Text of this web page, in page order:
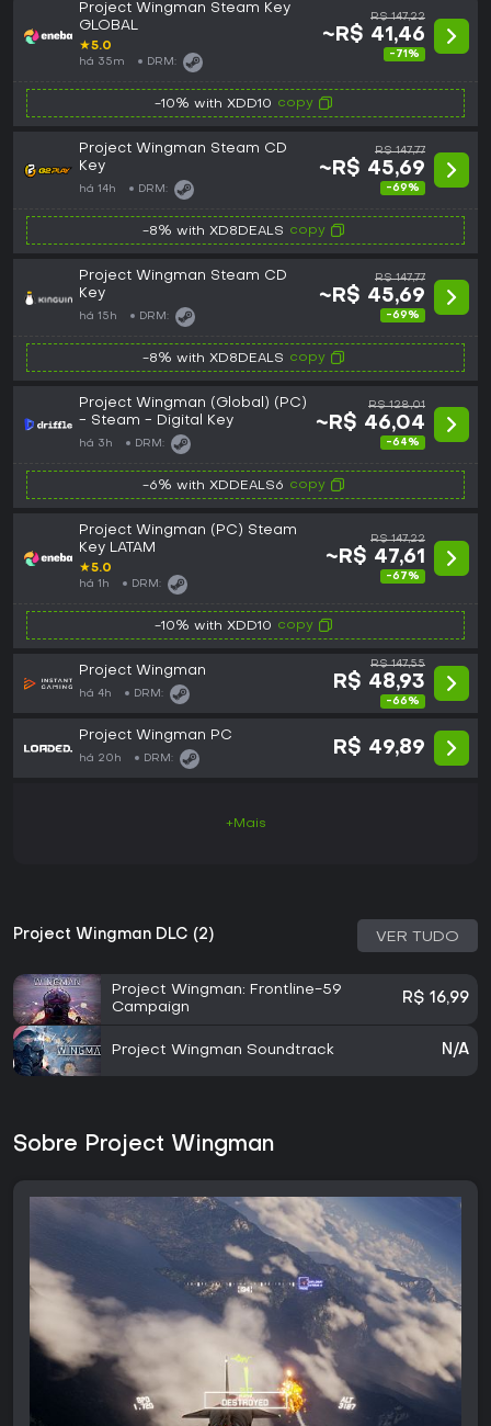
Project Wingman Steam Key
GLOBAL
★5.0
há 35m DRM:
R$ 147,22
~R$ 41,46
-71%
-10% with XDD10 copy
Project Wingman Steam CD
Key
há 14h DRM:
R$ 147,77
~R$ 45,69
-69%
-8% with XD8DEALS copy
Project Wingman Steam CD
Key
há 15h DRM:
R$ 147,77
~R$ 45,69
-69%
-8% with XD8DEALS copy
Project Wingman (Global) (PC)
- Steam - Digital Key
há 3h DRM:
R$ 128,01
~R$ 46,04
-64%
-6% with XDDEALS6 copy
Project Wingman (PC) Steam
Key LATAM
★5.0
há 1h DRM:
R$ 147,22
~R$ 47,61
-67%
-10% with XDD10 copy
Project Wingman
há 4h DRM:
R$ 147,55
R$ 48,93
-66%
Project Wingman PC
há 20h DRM:
R$ 49,89
+Mais
Project Wingman DLC (2) VER TUDO
Project Wingman: Frontline-59
Campaign
R$ 16,99
Project Wingman Soundtrack N/A
Sobre Project Wingman